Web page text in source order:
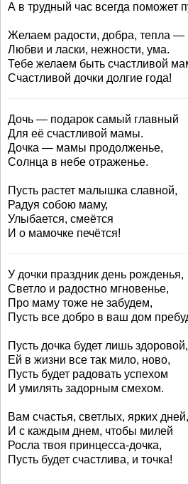
А в трудный час всегда поможет
Желаем радости, добра, тепла —
Любви и ласки, нежности, ума.
Тебе желаем быть счастливой
Счастливой дочки долгие года!
Дочь — подарок самый главный
Для её счастливой мамы.
Дочка — мамы продолженье,
Солнца в небе отраженье.
Пусть растет малышка славной,
Радуя собою маму,
Улыбается, смеётся
И о мамочке печётся!
У дочки праздник день рожденья,
Светло и радостно мгновенье,
Про маму тоже не забудем,
Пусть все добро в ваш дом
Пусть дочка будет лишь здоровой,
Ей в жизни все так мило, ново,
Пусть будет радовать успехом
И умилять задорным смехом.
Вам счастья, светлых, ярких дней,
И с каждым днем, чтобы милей
Росла твоя принцесса-дочка,
Пусть будет счастлива, и точка!